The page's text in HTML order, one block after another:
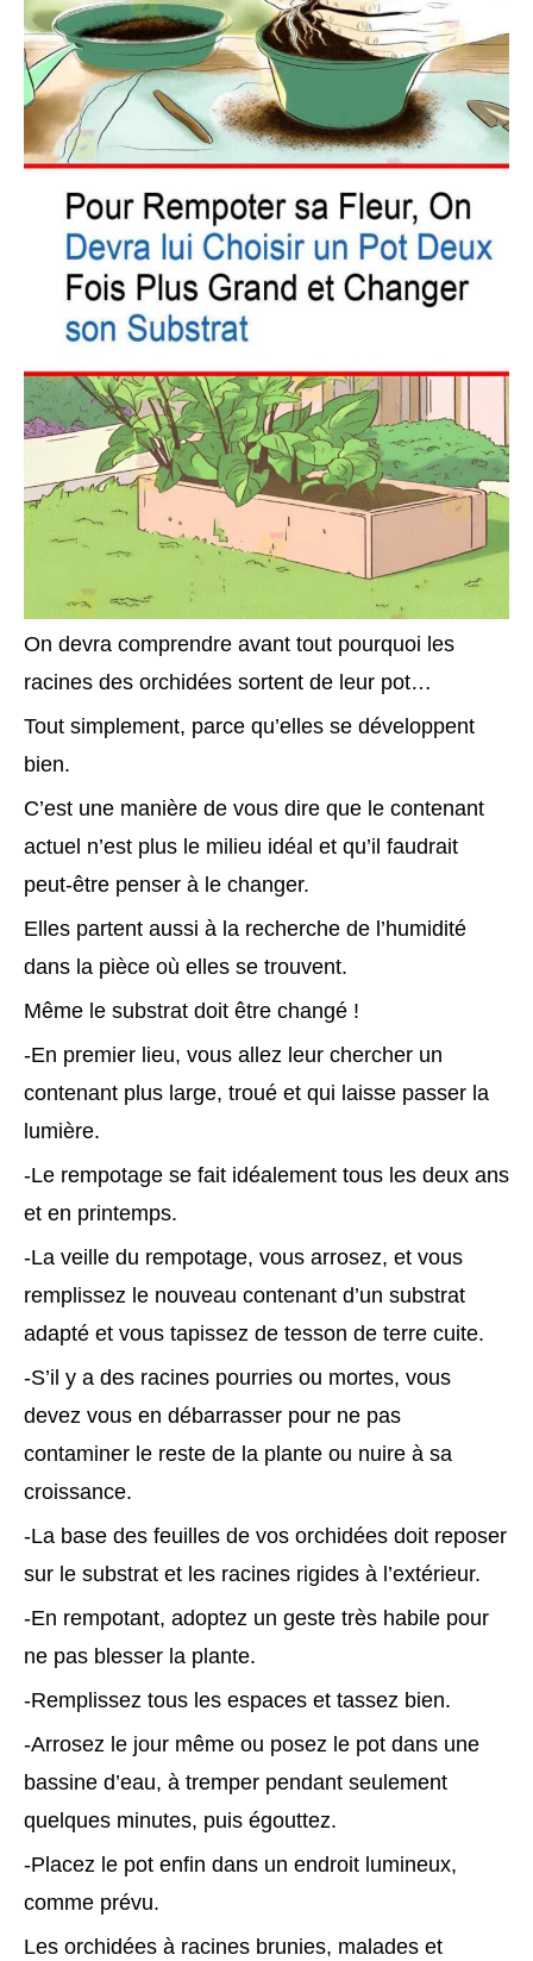
On devra comprendre avant tout pourquoi les
racines des orchidées sortent de leur pot…
Tout simplement, parce qu’elles se développent
bien.
C’est une manière de vous dire que le contenant
actuel n’est plus le milieu idéal et qu’il faudrait
peut-être penser à le changer.
Elles partent aussi à la recherche de l’humidité
dans la pièce où elles se trouvent.
Même le substrat doit être changé !
-En premier lieu, vous allez leur chercher un
contenant plus large, troué et qui laisse passer la
lumière.
-Le rempotage se fait idéalement tous les deux ans
et en printemps.
-La veille du rempotage, vous arrosez, et vous
remplissez le nouveau contenant d’un substrat
adapté et vous tapissez de tesson de terre cuite.
-S’il y a des racines pourries ou mortes, vous
devez vous en débarrasser pour ne pas
contaminer le reste de la plante ou nuire à sa
croissance.
-La base des feuilles de vos orchidées doit reposer
sur le substrat et les racines rigides à l’extérieur.
-En rempotant, adoptez un geste très habile pour
ne pas blesser la plante.
-Remplissez tous les espaces et tassez bien.
-Arrosez le jour même ou posez le pot dans une
bassine d’eau, à tremper pendant seulement
quelques minutes, puis égouttez.
-Placez le pot enfin dans un endroit lumineux,
comme prévu.
Les orchidées à racines brunies, malades et